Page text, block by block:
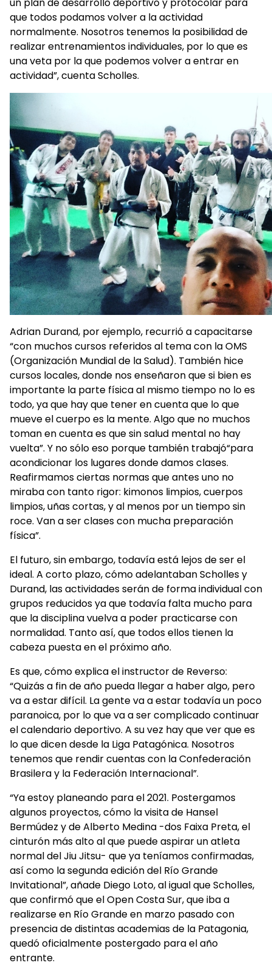
que todos podamos volver a la actividad
normalmente. Nosotros tenemos la posibilidad de
realizar entrenamientos individuales, por lo que es
una veta por la que podemos volver a entrar en
actividad”, cuenta Scholles.
Adrian Durand, por ejemplo, recurrió a capacitarse
“con muchos cursos referidos al tema con la OMS
(Organización Mundial de la Salud). También hice
cursos locales, donde nos enseñaron que si bien es
importante la parte física al mismo tiempo no lo es
todo, ya que hay que tener en cuenta que lo que
mueve el cuerpo es la mente. Algo que no muchos
toman en cuenta es que sin salud mental no hay
vuelta”. Y no sólo eso porque también trabajó“para
acondicionar los lugares donde damos clases.
Reafirmamos ciertas normas que antes uno no
miraba con tanto rigor: kimonos limpios, cuerpos
limpios, uñas cortas, y al menos por un tiempo sin
roce. Van a ser clases con mucha preparación
física”.
El futuro, sin embargo, todavía está lejos de ser el
ideal. A corto plazo, cómo adelantaban Scholles y
Durand, las actividades serán de forma individual con
grupos reducidos ya que todavía falta mucho para
que la disciplina vuelva a poder practicarse con
normalidad. Tanto así, que todos ellos tienen la
cabeza puesta en el próximo año.
Es que, cómo explica el instructor de Reverso:
“Quizás a fin de año pueda llegar a haber algo, pero
va a estar difícil. La gente va a estar todavía un poco
paranoica, por lo que va a ser complicado continuar
el calendario deportivo. A su vez hay que ver que es
lo que dicen desde la Liga Patagónica. Nosotros
tenemos que rendir cuentas con la Confederación
Brasilera y la Federación Internacional”.
“Ya estoy planeando para el 2021. Postergamos
algunos proyectos, cómo la visita de Hansel
Bermúdez y de Alberto Medina -dos Faixa Preta, el
cinturón más alto al que puede aspirar un atleta
normal del Jiu Jitsu- que ya teníamos confirmadas,
así como la segunda edición del Río Grande
Invitational”, añade Diego Loto, al igual que Scholles,
que confirmó que el Open Costa Sur, que iba a
realizarse en Río Grande en marzo pasado con
presencia de distintas academias de la Patagonia,
quedó oficialmente postergado para el año
entrante.